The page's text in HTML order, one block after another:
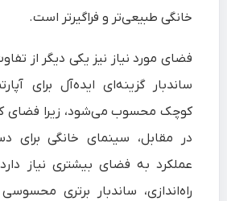
خانگی طبیعی‌تر و فراگیرتر است.
فضای مورد نیاز نیز یکی دیگر از
ساندبار گزینه‌ای ایده‌آل برای
کوچک محسوب می‌شود، زیرا فضای
در مقابل، سینمای خانگی برای
عملکرد به فضای بیشتری نیاز
راه‌اندازی، ساندبار برتری